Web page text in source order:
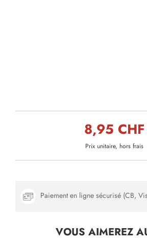
8,95 CHF
Prix unitaire, hors frais
Paiement en ligne sécurisé (CB,
VOUS AIMEREZ